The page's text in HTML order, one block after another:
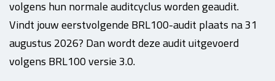
volgens hun normale auditcyclus worden geaudit.
Vindt jouw eerstvolgende BRL100-audit plaats na 31
augustus 2026? Dan wordt deze audit uitgevoerd
volgens BRL100 versie 3.0.